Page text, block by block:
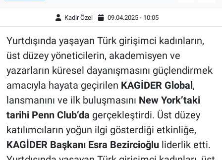
Kadir Özel 09.04.2025 - 10:05
Yurtdışında yaşayan Türk girişimci kadınların,
üst düzey yöneticilerin, akademisyen ve
yazarların küresel dayanışmasını güçlendirmek
amacıyla hayata geçirilen KAGİDER Global,
lansmanını ve ilk buluşmasını New York’taki
tarihi Penn Club’da gerçekleştirdi. Üst düzey
katılımcıların yoğun ilgi gösterdiği etkinliğe,
KAGİDER Başkanı Esra Bezircioğluliderlik etti.